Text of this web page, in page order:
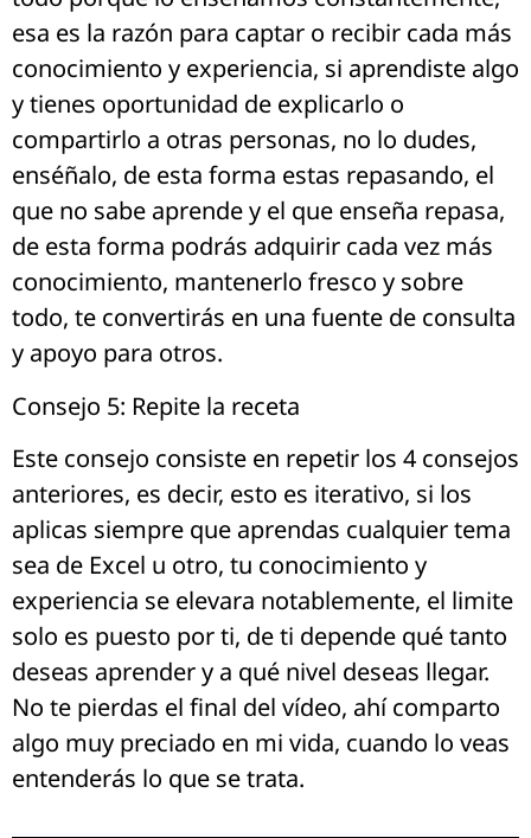
esa es la razón para captar o recibir cada más
conocimiento y experiencia, si aprendiste algo
y tienes oportunidad de explicarlo o
compartirlo a otras personas, no lo dudes,
enséñalo, de esta forma estas repasando, el
que no sabe aprende y el que enseña repasa,
de esta forma podrás adquirir cada vez más
conocimiento, mantenerlo fresco y sobre
todo, te convertirás en una fuente de consulta
y apoyo para otros.
Consejo 5: Repite la receta
Este consejo consiste en repetir los 4 consejos
anteriores, es decir, esto es iterativo, si los
aplicas siempre que aprendas cualquier tema
sea de Excel u otro, tu conocimiento y
experiencia se elevara notablemente, el limite
solo es puesto por ti, de ti depende qué tanto
deseas aprender y a qué nivel deseas llegar.
No te pierdas el final del vídeo, ahí comparto
algo muy preciado en mi vida, cuando lo veas
entenderás lo que se trata.